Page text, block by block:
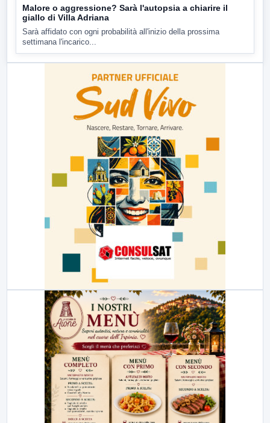
Malore o aggressione? Sarà l'autopsia a chiarire il
giallo di Villa Adriana
Sarà affidato con ogni probabilità all'inizio della prossima
settimana l'incarico...